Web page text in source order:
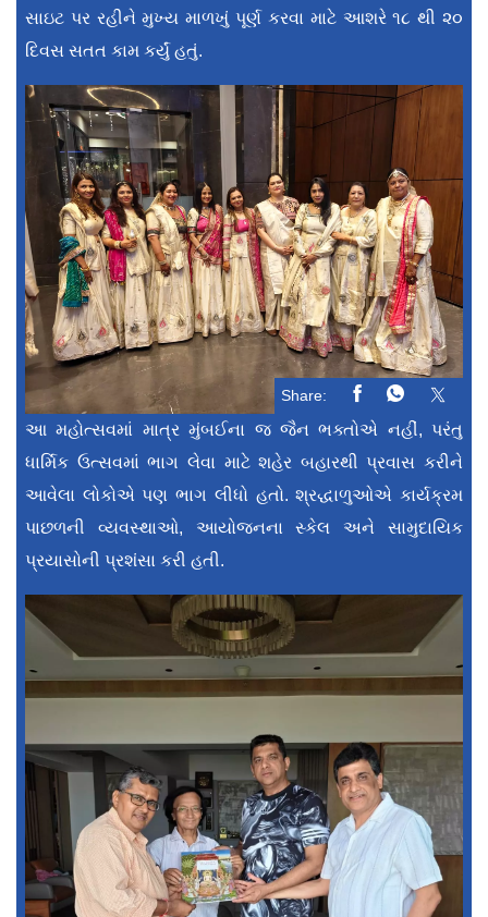
સાઇટ પર રહીને મુખ્ય માળખું પૂર્ણ કરવા માટે આશરે ૧૮ થી ૨૦
દિવસ સતત કામ કર્યું હતું.
Share:
આ મહોત્સવમાં માત્ર મુંબઈના જ જૈન ભક્તોએ નહીં, પરંતુ
ધાર્મિક ઉત્સવમાં ભાગ લેવા માટે શહેર બહારથી પ્રવાસ કરીને
આવેલા લોકોએ પણ ભાગ લીધો હતો. શ્રદ્ધાળુઓએ કાર્યક્રમ
પાછળની વ્યવસ્થાઓ, આયોજનના સ્કેલ અને સામુદાયિક
પ્રયાસોની પ્રશંસા કરી હતી.